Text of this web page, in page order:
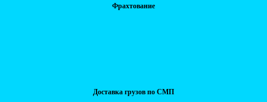
Фрахтование
Доставка грузов по СМП